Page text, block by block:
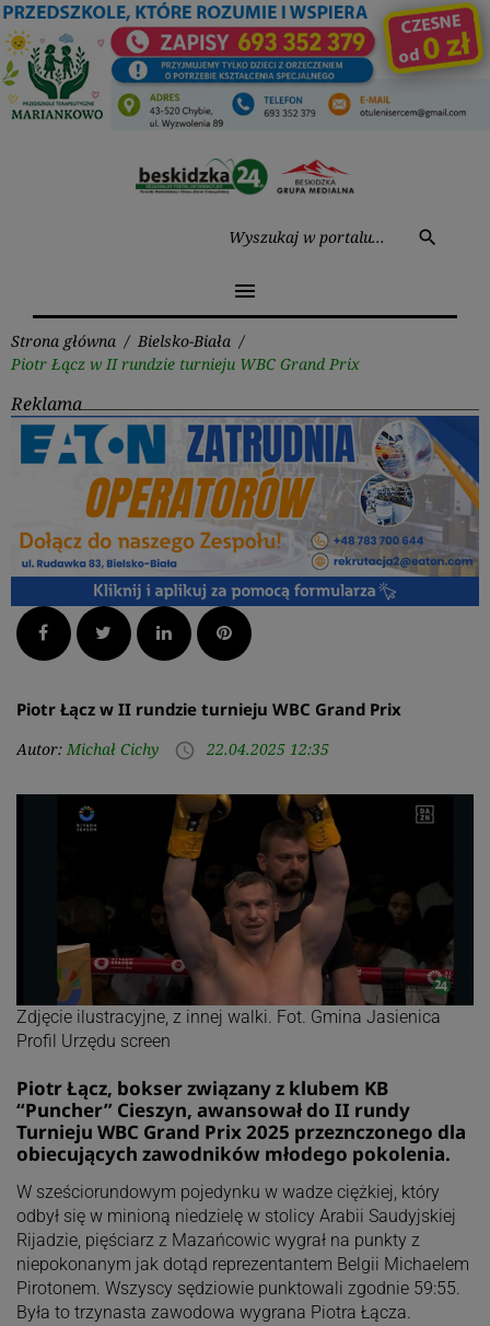
Przejdź
do
treści
search
menu
Strona główna / Bielsko-Biała /
Piotr Łącz w II rundzie turnieju WBC Grand Prix
Reklama
Facebook Twitter LinkedInPinterest
Piotr Łącz w II rundzie turnieju WBC Grand Prix
Autor: Michał Cichy access_time 22.04.2025 12:35
Zdjęcie ilustracyjne, z innej walki. Fot. Gmina Jasienica
Profil Urzędu screen
Piotr Łącz, bokser związany z klubem KB
“Puncher” Cieszyn, awansował do II rundy
Turnieju WBC Grand Prix 2025 przeznczonego dla
obiecujących zawodników młodego pokolenia.
W sześciorundowym pojedynku w wadze ciężkiej, który
odbył się w minioną niedzielę w stolicy Arabii Saudyjskiej
Rijadzie, pięściarz z Mazańcowic wygrał na punkty z
niepokonanym jak dotąd reprezentantem Belgii Michaelem
Pirotonem. Wszyscy sędziowie punktowali zgodnie 59:55.
Była to trzynasta zawodowa wygrana Piotra Łącza.